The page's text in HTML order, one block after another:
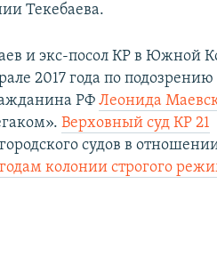
Текебаева.
и экс-посол КР в Южной
2017 года по подозрению
РФЛеонида
Верховный суд КР 21
судов в
колонии строгого